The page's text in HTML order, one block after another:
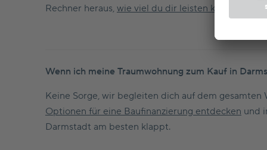
Rechner heraus, wie viel du dir leisten kannst
Wenn ich meine Traumwohnung zum Kauf in
Keine Sorge, wir begleiten dich auf dem
Optionen für eine Baufinanzierung entdecken und
Darmstadt am besten klappt.